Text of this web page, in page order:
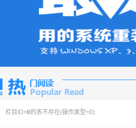
栏目ID=0的表不存在(操作类型=0)